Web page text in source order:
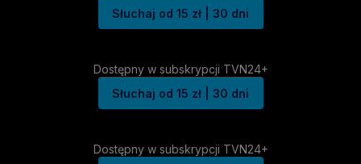
Słuchaj od 15 zł | 30 dni
Dostępny w subskrypcji TVN24+
Słuchaj od 15 zł | 30 dni
Dostępny w subskrypcji TVN24+